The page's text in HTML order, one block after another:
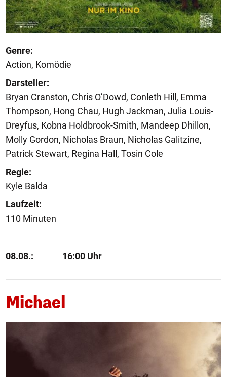
Genre:
Action, Komödie
Darsteller:
Bryan Cranston, Chris O’Dowd, Conleth Hill, Emma
Thompson, Hong Chau, Hugh Jackman, Julia Louis-
Dreyfus, Kobna Holdbrook-Smith, Mandeep Dhillon,
Molly Gordon, Nicholas Braun, Nicholas Galitzine,
Patrick Stewart, Regina Hall, Tosin Cole
Regie:
Kyle Balda
Laufzeit:
110 Minuten
08.08.: 16:00 Uhr
Michael